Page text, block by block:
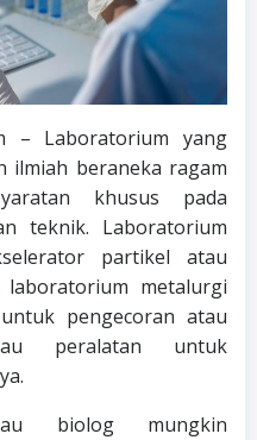
– Laboratorium yang
ilmiah beraneka ragam
khusus pada
teknik. Laboratorium
partikel atau
laboratorium metalurgi
pengecoran atau
peralatan untuk
biolog mungkin